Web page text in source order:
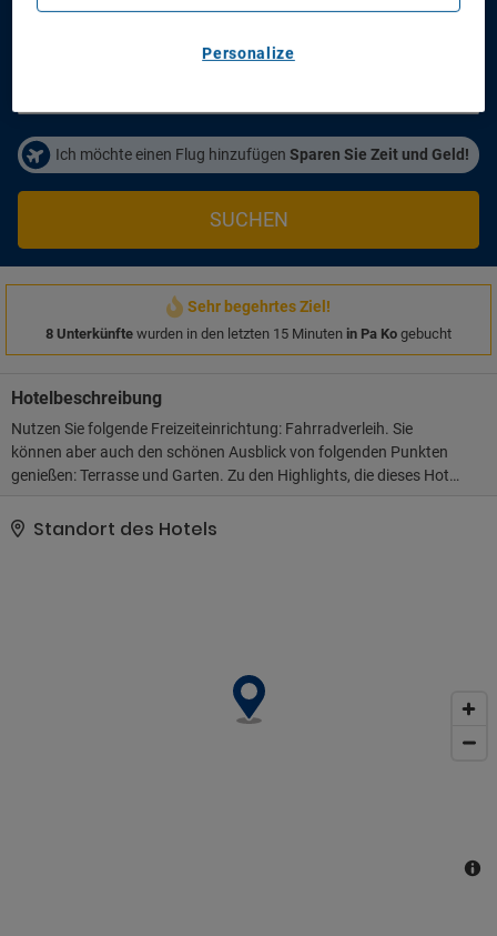
Anreisetag Abreisetag
Ich möchte einen Flug hinzufügen Sparen Sie Zeit und Geld!
SUCHEN
Sehr begehrtes Ziel!
8 Unterkünfte wurden in den letzten 15 Minuten in Pa Ko gebucht
Hotelbeschreibung
Nutzen Sie folgende Freizeiteinrichtung: Fahrradverleih. Sie
können aber auch den schönen Ausblick von folgenden Punkten
genießen: Terrasse und Garten. Zu den Highlights, die dieses Hotel
Tourenplanung/beim Ticketerwerb und ein Picknickbereich. Mit
Standort des Hotels
Personalize